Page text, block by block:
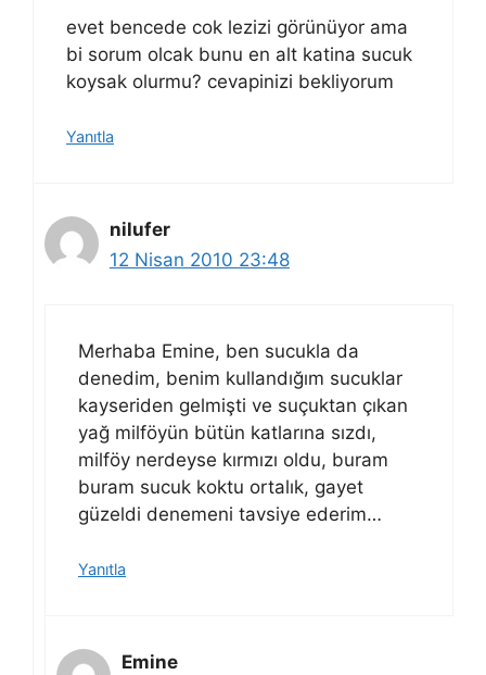
evet bencede cok lezizi görünüyor ama
bi sorum olcak bunu en alt katina sucuk
koysak olurmu? cevapinizi bekliyorum
Yanıtla
nilufer
12 Nisan 2010 23:48
Merhaba Emine, ben sucukla da
denedim, benim kullandığım sucuklar
kayseriden gelmişti ve suçuktan çıkan
yağ milföyün bütün katlarına sızdı,
milföy nerdeyse kırmızı oldu, buram
buram sucuk koktu ortalık, gayet
güzeldi denemeni tavsiye ederim…
Yanıtla
Emine